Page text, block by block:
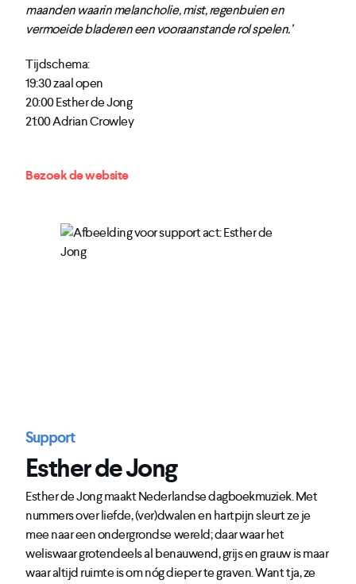
maanden waarin melancholie, mist, regenbuien en
vermoeide bladeren een vooraanstande rol spelen.’
Tijdschema:
19:30 zaal open
20:00 Esther de Jong
21:00 Adrian Crowley
Bezoek de website
Support
Esther de Jong
Esther de Jong maakt Nederlandse dagboekmuziek. Met
nummers over liefde, (ver)dwalen en hartpijn sleurt ze je
mee naar een ondergrondse wereld; daar waar het
weliswaar grotendeels al benauwend, grijs en grauw is maar
waar altijd ruimte is om nóg dieper te graven. Want tja, ze